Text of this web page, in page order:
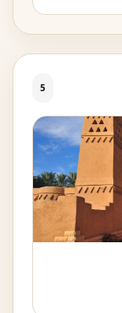
5